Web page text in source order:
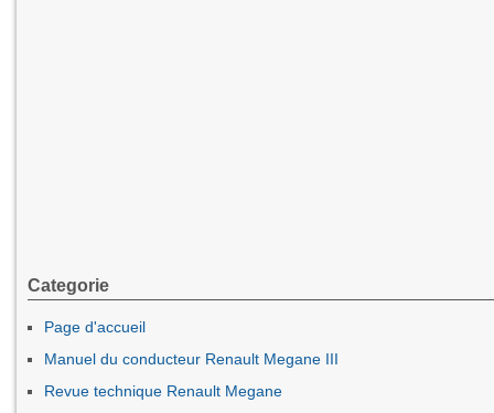
Categorie
Page d'accueil
Manuel du conducteur Renault Megane III
Revue technique Renault Megane